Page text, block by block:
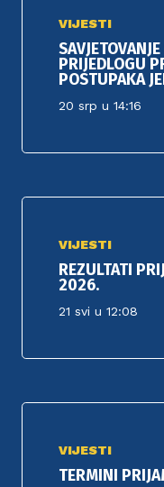
VIJESTI
PRIJEDLOGU
POSTUPAKA
20 srp u 14:16
VIJESTI
REZULTATI
2026.
21 svi u 12:08
VIJESTI
TERMINI